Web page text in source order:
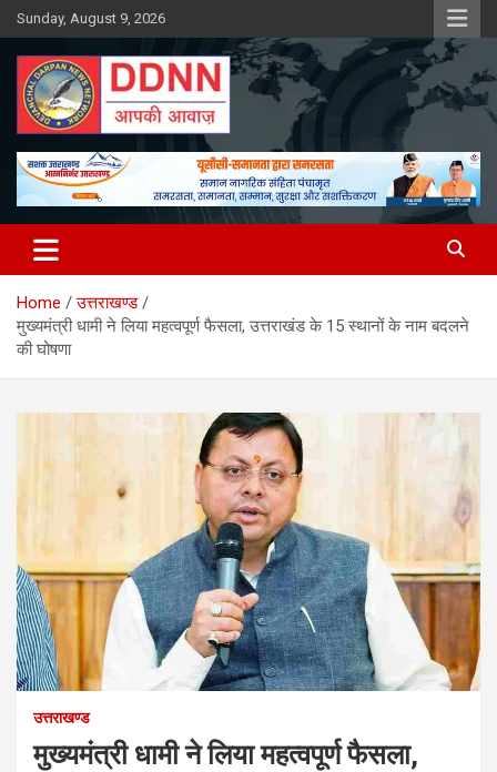
Skip
to
content
Sunday, August 9, 2026
DDNN
Home
उत्तराखण्ड
मुख्यमंत्री धामी ने लिया महत्वपूर्ण फैसला, उत्तराखंड के 15 स्थानों के नाम बदलने
की घोषणा
उत्तराखण्ड
मुख्यमंत्री धामी ने लिया महत्वपूर्ण फैसला,